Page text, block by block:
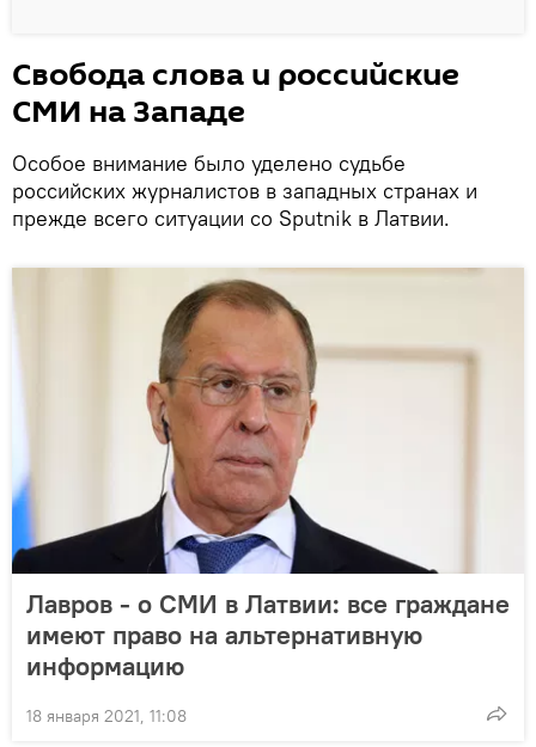
Свобода слова и российские
СМИ на Западе
Особое внимание было уделено судьбе
российских журналистов в западных странах и
прежде всего ситуации со Sputnik в Латвии.
Лавров - о СМИ в Латвии: все граждане
имеют право на альтернативную
информацию
18 января 2021, 11:08